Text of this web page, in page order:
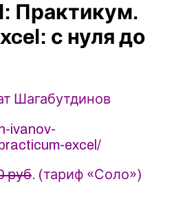
Практикум.
с нуля до
Шагабутдинов
ivanov-
excel/
руб. (тариф «Соло»)